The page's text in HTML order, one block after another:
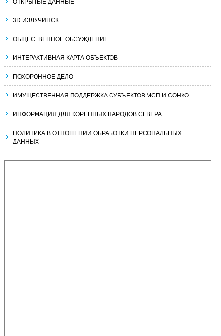
3D ИЗЛУЧИНСК
ОБЩЕСТВЕННОЕ ОБСУЖДЕНИЕ
ИНТЕРАКТИВНАЯ КАРТА ОБЪЕКТОВ
ПОХОРОННОЕ ДЕЛО
ИМУЩЕСТВЕННАЯ ПОДДЕРЖКА СУБЪЕКТОВ МСП И СОНКО
ИНФОРМАЦИЯ ДЛЯ КОРЕННЫХ НАРОДОВ СЕВЕРА
ПОЛИТИКА В ОТНОШЕНИИ ОБРАБОТКИ ПЕРСОНАЛЬНЫХ
ДАННЫХ